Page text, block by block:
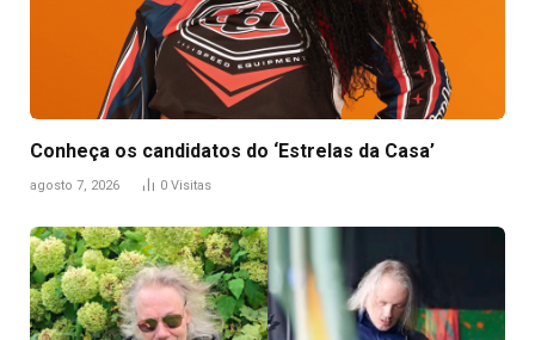
Conheça os candidatos do ‘Estrelas da Casa’
agosto 7, 2026 0 Visitas